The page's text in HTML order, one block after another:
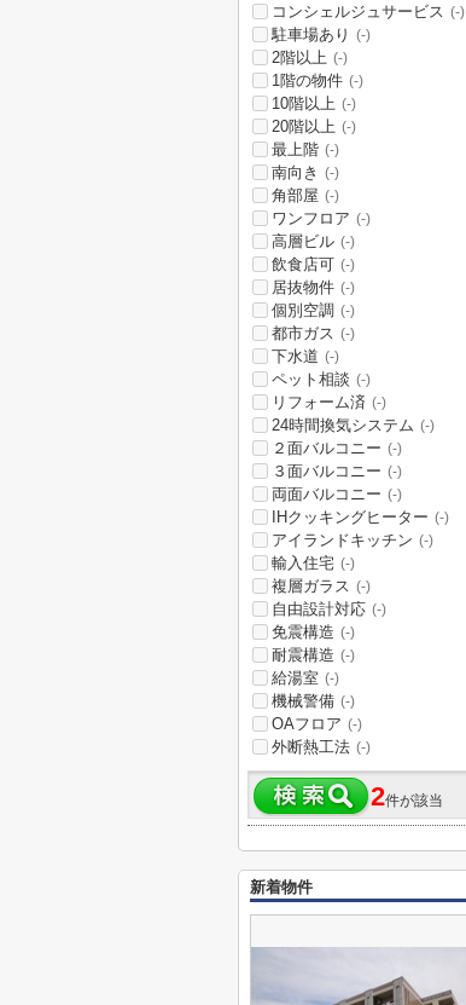
コンシェルジュサービス (-)
駐車場あり (-)
2階以上 (-)
1階の物件 (-)
10階以上 (-)
20階以上 (-)
最上階 (-)
南向き (-)
角部屋 (-)
ワンフロア (-)
高層ビル (-)
飲食店可 (-)
居抜物件 (-)
個別空調 (-)
都市ガス (-)
下水道 (-)
ペット相談 (-)
リフォーム済 (-)
24時間換気システム (-)
２面バルコニー (-)
３面バルコニー (-)
両面バルコニー (-)
IHクッキングヒーター (-)
アイランドキッチン (-)
輸入住宅 (-)
複層ガラス (-)
自由設計対応 (-)
免震構造 (-)
耐震構造 (-)
給湯室 (-)
機械警備 (-)
OAフロア (-)
外断熱工法 (-)
2件が該当
新着物件